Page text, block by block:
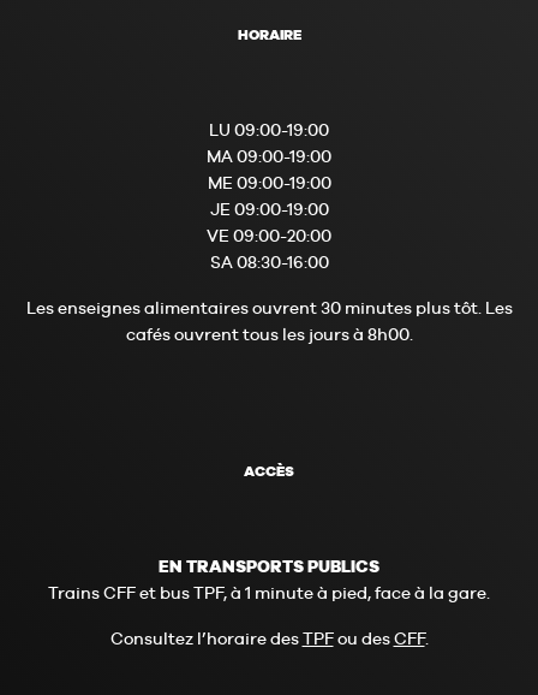
HORAIRE
LU 09:00-19:00
MA 09:00-19:00
ME 09:00-19:00
JE 09:00-19:00
VE 09:00-20:00
SA 08:30-16:00
Les enseignes alimentaires ouvrent 30 minutes plus tôt. Les
cafés ouvrent tous les jours à 8h00.
ACCÈS
EN TRANSPORTS PUBLICS
Trains CFF et bus TPF, à 1 minute à pied, face à la gare.
Consultez l’horaire desTPFou desCFF.